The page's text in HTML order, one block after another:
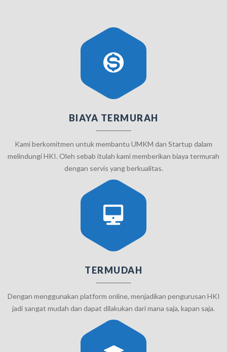
BIAYA TERMURAH
Kami berkomitmen untuk membantu UMKM dan Startup dalam
melindungi HKI. Oleh sebab itulah kami memberikan biaya termurah
dengan servis yang berkualitas.
TERMUDAH
Dengan menggunakan platform online, menjadikan pengurusan HKI
jadi sangat mudah dan dapat dilakukan dari mana saja, kapan saja.